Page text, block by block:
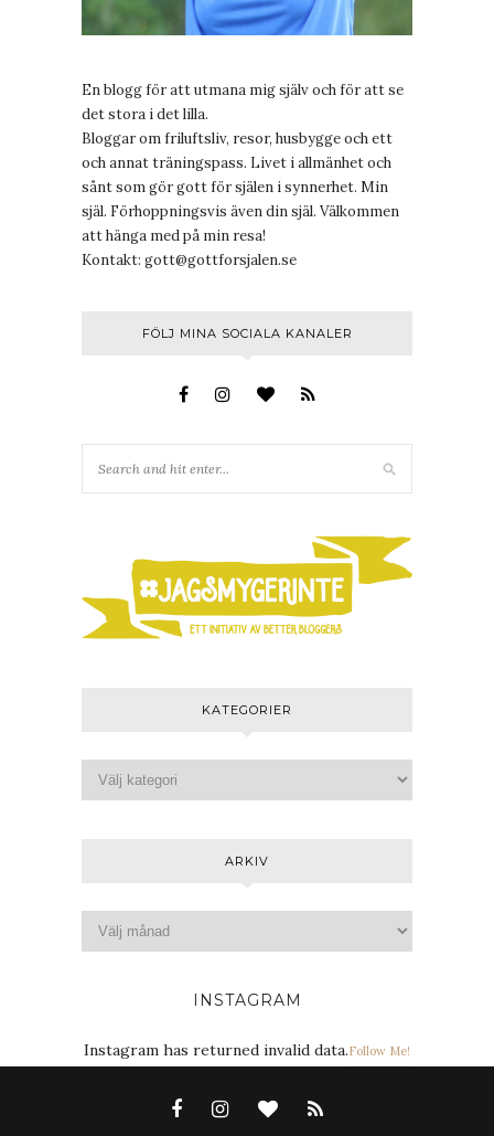
En blogg för att utmana mig själv och för att se
det stora i det lilla.
Bloggar om friluftsliv, resor, husbygge och ett
och annat träningspass. Livet i allmänhet och
sånt som gör gott för själen i synnerhet. Min
själ. Förhoppningsvis även din själ. Välkommen
att hänga med på min resa!
Kontakt: gott@gottforsjalen.se
FÖLJ MINA SOCIALA KANALER
KATEGORIER
ARKIV
INSTAGRAM
Instagram has returned invalid data.Follow Me!